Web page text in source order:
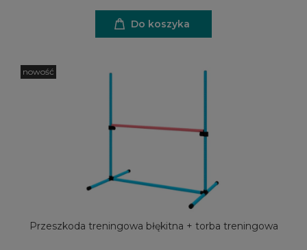
Do koszyka
Przeszkoda treningowa błękitna + torba treningowa
nowość